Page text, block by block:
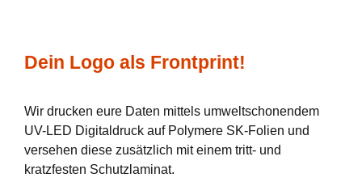
Dein Logo als Frontprint!
Wir drucken eure Daten mittels umweltschonendem
UV-LED Digitaldruck auf Polymere SK-Folien und
versehen diese zusätzlich mit einem tritt- und
kratzfesten Schutzlaminat.